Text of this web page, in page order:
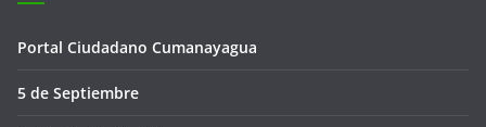
Portal Ciudadano Cumanayagua
5 de Septiembre